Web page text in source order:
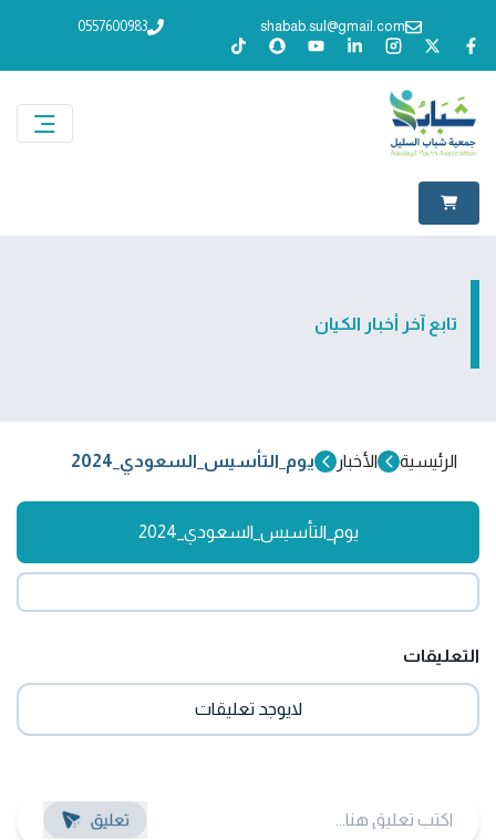
shabab.sul@gmail.com
0557600983
تابع آخر أخبار الكيان
الرئيسية الأخبار يوم_التأسيس_السعودي_2024
يوم_التأسيس_السعودي_2024
التعليقات
لايوجد تعليقات